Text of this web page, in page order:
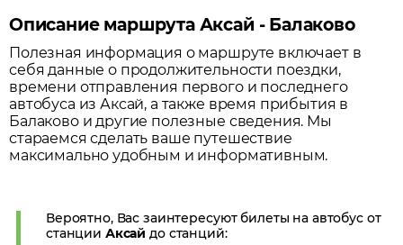
Описание маршрута Аксай - Балаково
Полезная информация о маршруте включает в
себя данные о продолжительности поездки,
времени отправления первого и последнего
автобуса изАксай, а также время прибытия в
Балаковои другие полезные сведения. Мы
стараемся сделать ваше путешествие
максимально удобным и информативным.
Вероятно, Вас заинтересуют билеты на автобус от
станции Аксай до станций: